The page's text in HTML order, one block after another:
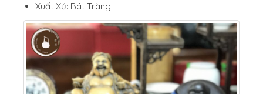
Xuất Xứ: Bát Tràng